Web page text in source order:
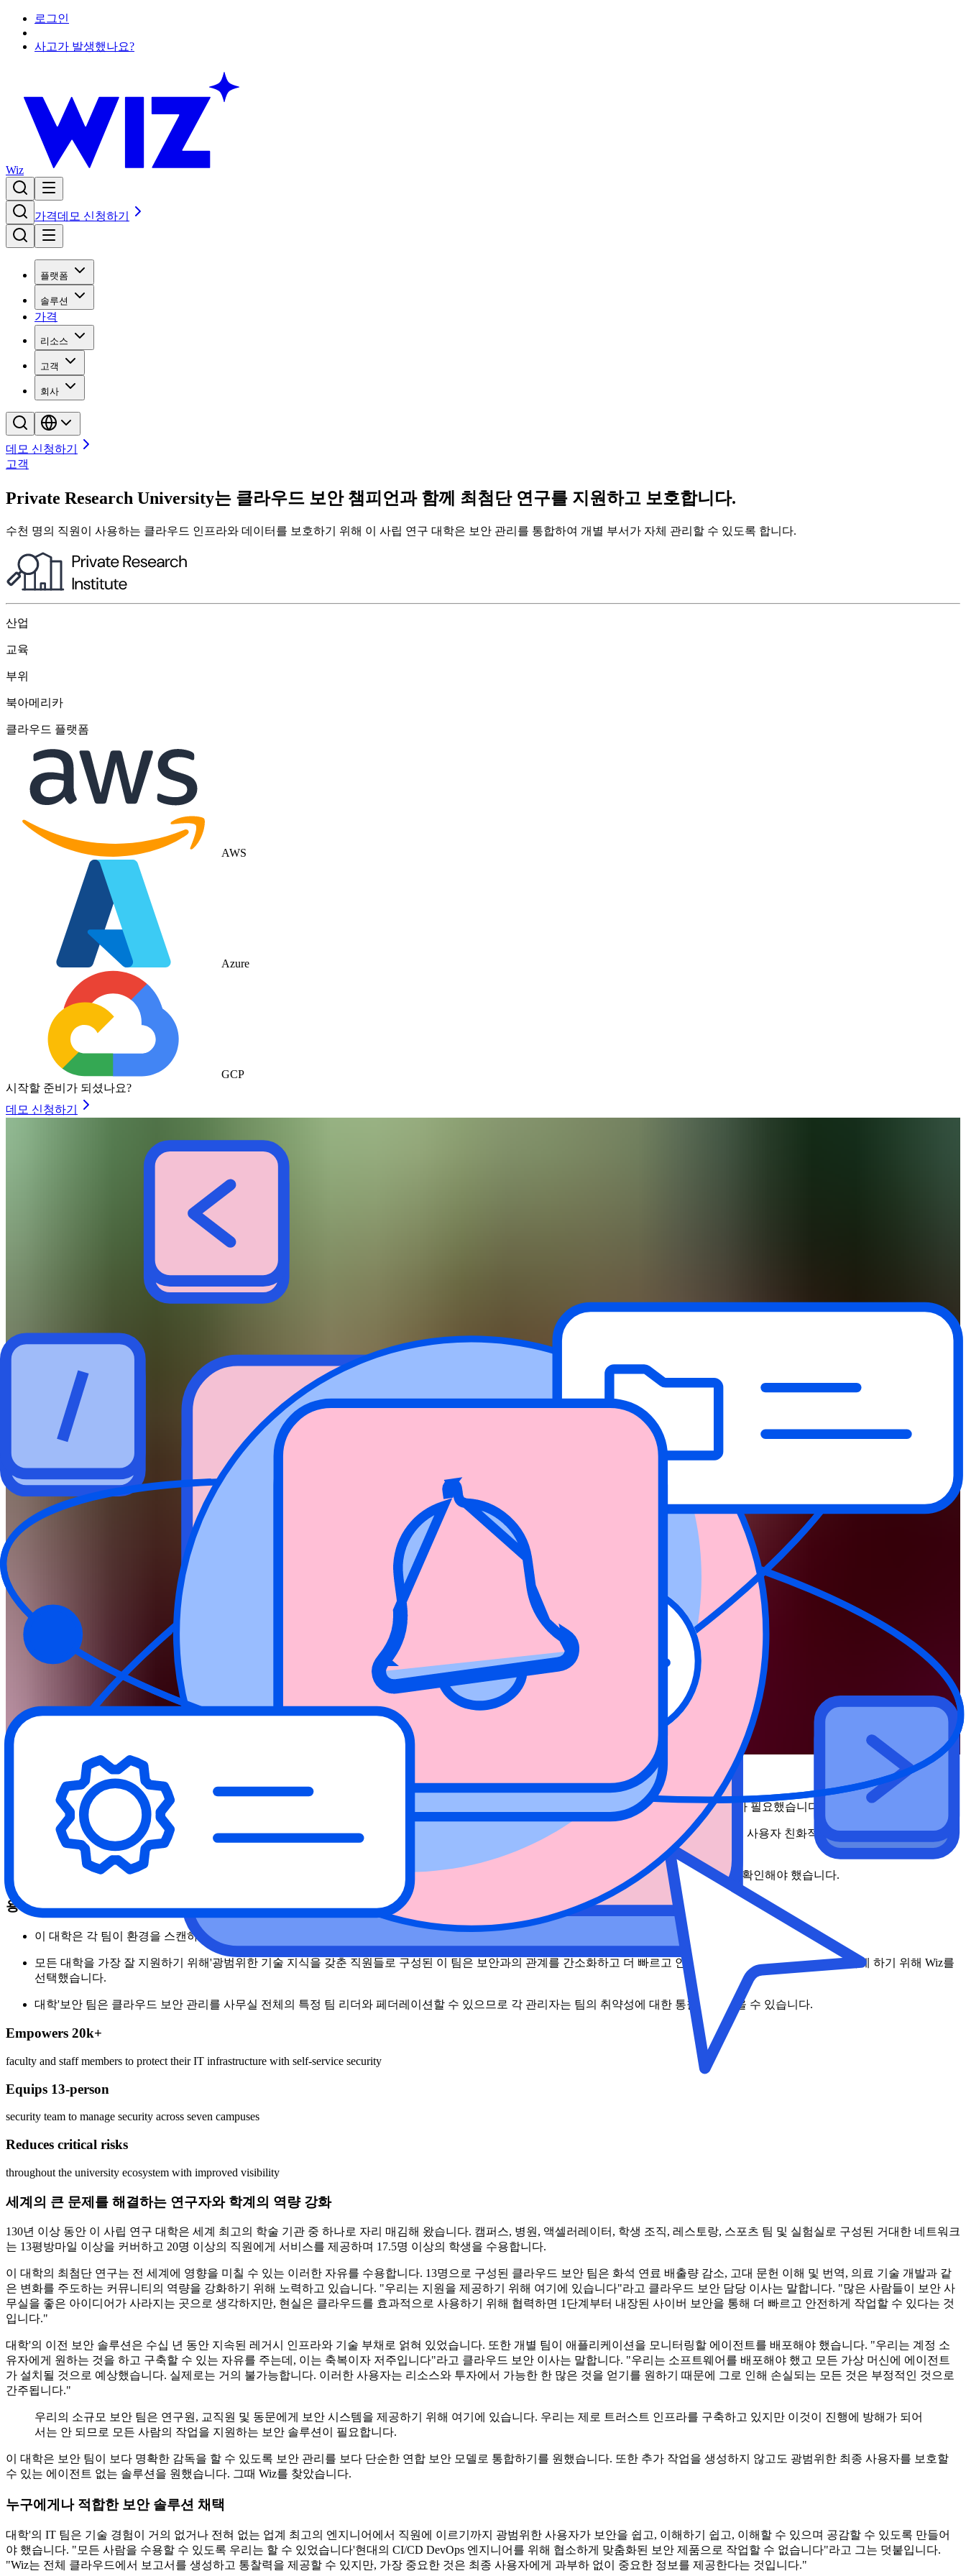
로그인
사고가 발생했나요?
Wiz
가격데모 신청하기
플랫폼
솔루션
가격
리소스
고객
회사
데모 신청하기
고객
Private Research University는 클라우드 보안 챔피언과 함께 최첨단 연구를 지원하고 보호합니다.
수천 명의 직원이 사용하는 클라우드 인프라와 데이터를 보호하기 위해 이 사립 연구 대학은 보안 관리를 통합하여 개별 부서가 자체 관리할 수 있도록 합니다.
산업
교육
부위
북아메리카
클라우드 플랫폼
AWS
Azure
GCP
시작할 준비가 되셨나요?
데모 신청하기
비보안 전문가가 사무실의 클라우드 보안을 쉽게 자체 관리할 수 있도록 하기 위해 이 대학은 에이전트 없는 보안 솔루션을 통한 원활한 배포가 필요했습니다.
대학'의 이전 보안 도구는 기존 개발 및 기술 조직을 위해 설계되었으며, 이 대학은 보안 관리에 대한 연합 교차 계정 접근 방식과 일치하면서도 사용자 친화적인 솔루션을 찾고 싶었습니
수만 명의 사용자가 여러 부서에 분산되어 있기 때문에 대학은 취약성을 탐지하기 위해 어떤 애플리케이션을 사용하고 있는지 보다 명확하게 확인해야 했습니다.
용액
이 대학은 각 팀이 환경을 스캔하기 위해 에이전트를 수동으로 설치할 필요 없이 사무실 전체에 Wiz를 배포했습니다.
모든 대학을 가장 잘 지원하기 위해'광범위한 기술 지식을 갖춘 직원들로 구성된 이 팀은 보안과의 관계를 간소화하고 더 빠르고 안전한 클라우드 기반 연구를 가능하게 하기 위해 Wiz를
선택했습니다.
대학'보안 팀은 클라우드 보안 관리를 사무실 전체의 특정 팀 리더와 페더레이션할 수 있으므로 각 관리자는 팀의 취약성에 대한 통찰력을 얻을 수 있습니다.
Empowers 20k+
faculty and staff members to protect their IT infrastructure with self-service security
Equips 13-person
security team to manage security across seven campuses
Reduces critical risks
throughout the university ecosystem with improved visibility
세계의 큰 문제를 해결하는 연구자와 학계의 역량 강화
130년 이상 동안 이 사립 연구 대학은 세계 최고의 학술 기관 중 하나로 자리 매김해 왔습니다. 캠퍼스, 병원, 액셀러레이터, 학생 조직, 레스토랑, 스포츠 팀 및 실험실로 구성된 거대한 네트워크
는 13평방마일 이상을 커버하고 20명 이상의 직원에게 서비스를 제공하며 17.5명 이상의 학생을 수용합니다.
이 대학의 최첨단 연구는 전 세계에 영향을 미칠 수 있는 이러한 자유를 수용합니다. 13명으로 구성된 클라우드 보안 팀은 화석 연료 배출량 감소, 고대 문헌 이해 및 번역, 의료 기술 개발과 같
은 변화를 주도하는 커뮤니티의 역량을 강화하기 위해 노력하고 있습니다. "우리는 지원을 제공하기 위해 여기에 있습니다"라고 클라우드 보안 담당 이사는 말합니다. "많은 사람들이 보안 사
무실을 좋은 아이디어가 사라지는 곳으로 생각하지만, 현실은 클라우드를 효과적으로 사용하기 위해 협력하면 1단계부터 내장된 사이버 보안을 통해 더 빠르고 안전하게 작업할 수 있다는 것
입니다."
대학'의 이전 보안 솔루션은 수십 년 동안 지속된 레거시 인프라와 기술 부채로 얽혀 있었습니다. 또한 개별 팀이 애플리케이션을 모니터링할 에이전트를 배포해야 했습니다. "우리는 계정 소
유자에게 원하는 것을 하고 구축할 수 있는 자유를 주는데, 이는 축복이자 저주입니다"라고 클라우드 보안 이사는 말합니다. "우리는 소프트웨어를 배포해야 했고 모든 가상 머신에 에이전트
가 설치될 것으로 예상했습니다. 실제로는 거의 불가능합니다. 이러한 사용자는 리소스와 투자에서 가능한 한 많은 것을 얻기를 원하기 때문에 그로 인해 손실되는 모든 것은 부정적인 것으로
간주됩니다."
우리의 소규모 보안 팀은 연구원, 교직원 및 동문에게 보안 시스템을 제공하기 위해 여기에 있습니다. 우리는 제로 트러스트 인프라를 구축하고 있지만 이것이 진행에 방해가 되어
서는 안 되므로 모든 사람의 작업을 지원하는 보안 솔루션이 필요합니다.
이 대학은 보안 팀이 보다 명확한 감독을 할 수 있도록 보안 관리를 보다 단순한 연합 보안 모델로 통합하기를 원했습니다. 또한 추가 작업을 생성하지 않고도 광범위한 최종 사용자를 보호할
수 있는 에이전트 없는 솔루션을 원했습니다. 그때 Wiz를 찾았습니다.
누구에게나 적합한 보안 솔루션 채택
대학'의 IT 팀은 기술 경험이 거의 없거나 전혀 없는 업계 최고의 엔지니어에서 직원에 이르기까지 광범위한 사용자가 보안을 쉽고, 이해하기 쉽고, 이해할 수 있으며 공감할 수 있도록 만들어
야 했습니다. "모든 사람을 수용할 수 있도록 우리는 할 수 있었습니다'현대의 CI/CD DevOps 엔지니어를 위해 협소하게 맞춤화된 보안 제품으로 작업할 수 없습니다"라고 그는 덧붙입니다.
"Wiz는 전체 클라우드에서 보고서를 생성하고 통찰력을 제공할 수 있지만, 가장 중요한 것은 최종 사용자에게 과부하 없이 중요한 정보를 제공한다는 것입니다."